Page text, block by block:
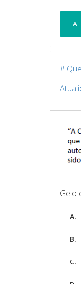
A
#
Gelo
A.
B.
C.